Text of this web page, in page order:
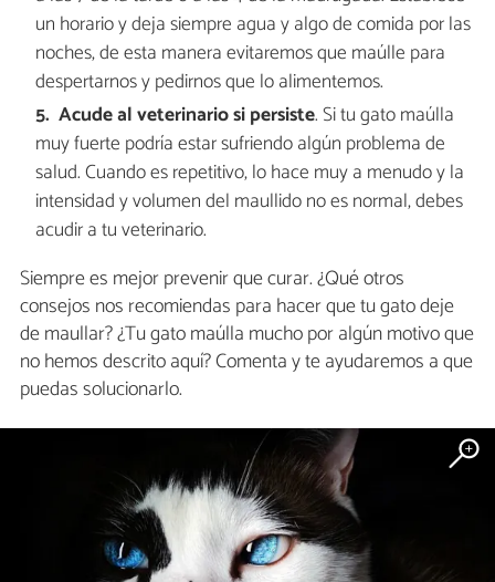
un horario y deja siempre agua y algo de comida por las
noches, de esta manera evitaremos que maúlle para
despertarnos y pedirnos que lo alimentemos.
Acude al veterinario si persiste. Si tu gato maúlla
muy fuerte podría estar sufriendo algún problema de
salud. Cuando es repetitivo, lo hace muy a menudo y la
intensidad y volumen del maullido no es normal, debes
acudir a tu veterinario.
Siempre es mejor prevenir que curar. ¿Qué otros
consejos nos recomiendas para hacer que tu gato deje
de maullar? ¿Tu gato maúlla mucho por algún motivo que
no hemos descrito aquí? Comenta y te ayudaremos a que
puedas solucionarlo.